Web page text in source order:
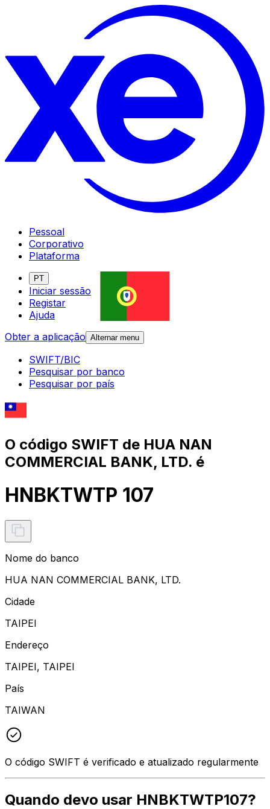
Pessoal
Corporativo
Plataforma
PT
Iniciar sessão
Registar
Ajuda
Obter a aplicação Alternar menu
SWIFT/BIC
Pesquisar por banco
Pesquisar por país
O código SWIFT de HUA NAN
COMMERCIAL BANK, LTD. é
HNBKTWTP 107
Nome do banco
HUA NAN COMMERCIAL BANK, LTD.
Cidade
TAIPEI
Endereço
TAIPEI, TAIPEI
País
TAIWAN
O código SWIFT é verificado e atualizado regularmente
Quando devo usar HNBKTWTP107?